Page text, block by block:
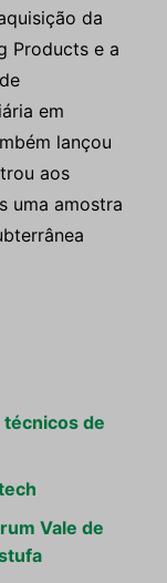
da
Products e a
em
lançou
aos
uma amostra
técnicos de
Vale de